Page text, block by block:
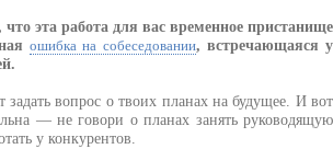
эта работа для вас временное пристанище
ошибка на собеседовании, встречающаяся у
задать вопрос о твоих планах на будущее. И вот
— не говори о планах занять руководящую
у конкурентов.